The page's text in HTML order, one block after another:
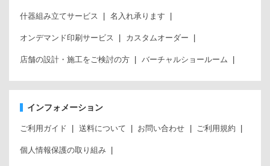
什器組み立てサービス 名入れ承ります
オンデマンド印刷サービス カスタムオーダー
店舗の設計・施工をご検討の方 バーチャルショールーム
インフォメーション
ご利用ガイド 送料について お問い合わせ ご利用規約
個人情報保護の取り組み